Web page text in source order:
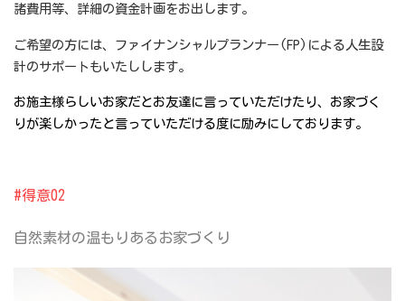
諸費用等、詳細の資金計画をお出します。
ご希望の方には、ファイナンシャルプランナー(FP)による人生設
計のサポートもいたしします。
お施主様らしいお家だとお友達に言っていただけたり、お家づく
りが楽しかったと言っていただける度に励みにしております。
#得意02
自然素材の温もりあるお家づくり